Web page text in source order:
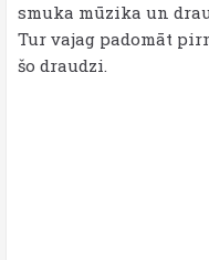
smuka mūzika un
Tur vajag padomāt
šo draudzi.